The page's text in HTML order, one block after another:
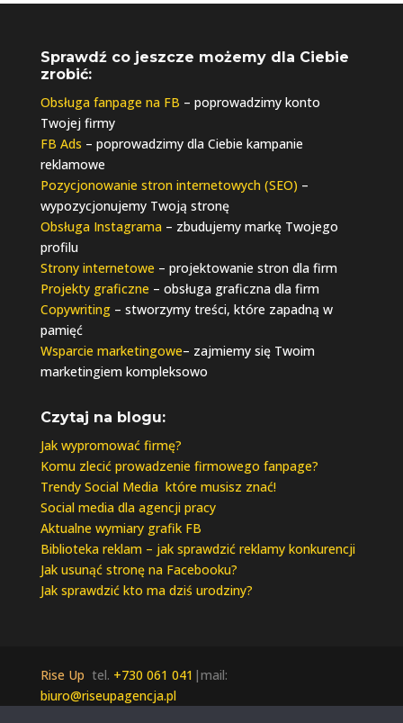
Sprawdź co jeszcze możemy dla Ciebie
zrobić:
Obsługa fanpage na FB – poprowadzimy konto
Twojej firmy
FB Ads – poprowadzimy dla Ciebie kampanie
reklamowe
Pozycjonowanie stron internetowych (SEO) –
wypozycjonujemy Twoją stronę
Obsługa Instagrama– zbudujemy markę Twojego
profilu
Strony internetowe – projektowanie stron dla firm
Projekty graficzne – obsługa graficzna dla firm
Copywriting– stworzymy treści, które zapadną w
pamięć
Wsparcie marketingowe– zajmiemy się Twoim
marketingiem kompleksowo
Czytaj na blogu:
Jak wypromować firmę?
Komu zlecić prowadzenie firmowego fanpage?
Trendy Social Media które musisz znać!
Social media dla agencji pracy
Aktualne wymiary grafik FB
Biblioteka reklam – jak sprawdzić reklamy konkurencji
Jak usunąć stronę na Facebooku?
Jak sprawdzić kto ma dziś urodziny?
Rise Up tel. +730 061 041 |mail:
biuro@riseupagencja.pl